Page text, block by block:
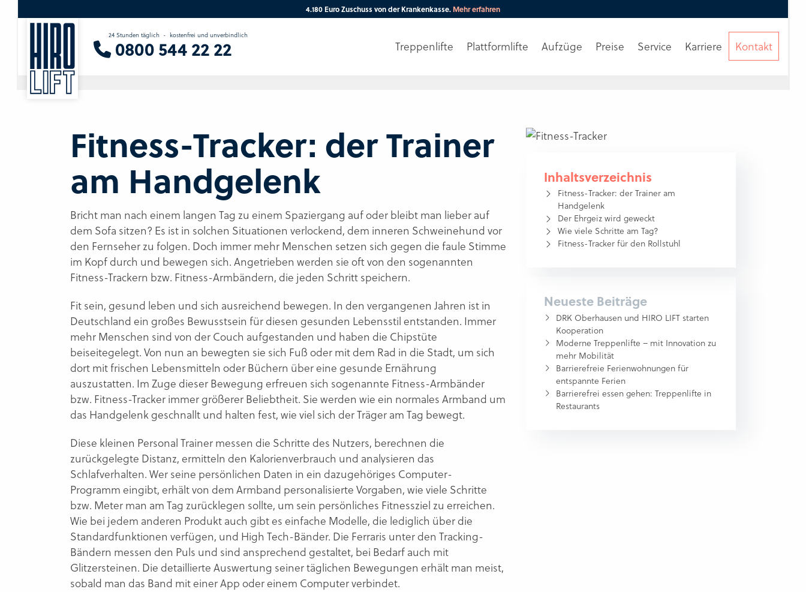
Fitness-Tracker: der Trainer
am Handgelenk
Bricht man nach einem langen Tag zu einem Spaziergang auf oder bleibt man lieber auf
dem Sofa sitzen? Es ist in solchen Situationen verlockend, dem inneren Schweinehund vor
den Fernseher zu folgen. Doch immer mehr Menschen setzen sich gegen die faule Stimme
im Kopf durch und bewegen sich. Angetrieben werden sie oft von den sogenannten
Fitness-Trackern bzw. Fitness-Armbändern, die jeden Schritt speichern.
Fit sein, gesund leben und sich ausreichend bewegen. In den vergangenen Jahren ist in
Deutschland ein großes Bewusstsein für diesen gesunden Lebensstil entstanden. Immer
mehr Menschen sind von der Couch aufgestanden und haben die Chipstüte
beiseitegelegt. Von nun an bewegten sie sich Fuß oder mit dem Rad in die Stadt, um sich
dort mit frischen Lebensmitteln oder Büchern über eine gesunde Ernährung
auszustatten. Im Zuge dieser Bewegung erfreuen sich sogenannte Fitness-Armbänder
bzw. Fitness-Tracker immer größerer Beliebtheit. Sie werden wie ein normales Armband um
das Handgelenk geschnallt und halten fest, wie viel sich der Träger am Tag bewegt.
Diese kleinen Personal Trainer messen die Schritte des Nutzers, berechnen die
zurückgelegte Distanz, ermitteln den Kalorienverbrauch und analysieren das
Schlafverhalten. Wer seine persönlichen Daten in ein dazugehöriges Computer-
Programm eingibt, erhält von dem Armband personalisierte Vorgaben, wie viele Schritte
bzw. Meter man am Tag zurücklegen sollte, um sein persönliches Fitnessziel zu erreichen.
Wie bei jedem anderen Produkt auch gibt es einfache Modelle, die lediglich über die
Standardfunktionen verfügen, und High Tech-Bänder. Die Ferraris unter den Tracking-
Bändern messen den Puls und sind ansprechend gestaltet, bei Bedarf auch mit
Glitzersteinen. Die detaillierte Auswertung seiner täglichen Bewegungen erhält man meist,
sobald man das Band mit einer App oder einem Computer verbindet.
Inhaltsverzeichnis
Fitness-Tracker: der Trainer am
Handgelenk
Der Ehrgeiz wird geweckt
Wie viele Schritte am Tag?
Fitness-Tracker für den Rollstuhl
Neueste Beiträge
DRK Oberhausen und HIRO LIFT starten
Kooperation
Moderne Treppenlifte – mit Innovation zu
mehr Mobilität
Barrierefreie Ferienwohnungen für
entspannte Ferien
Barrierefrei essen gehen: Treppenlifte in
Restaurants
4.180 Euro Zuschuss von der Krankenkasse. Mehr erfahren
24 Stunden täglich - kostenfrei und unverbindlich
0800 544 22 22 Treppenlifte Plattformlifte Aufzüge Preise Service Karriere Kontakt
Sie suchen eine Beratung vor Ort?
Wir finden Ihren Ansprechpartner.
Ihre PLZ Beratunganfordern